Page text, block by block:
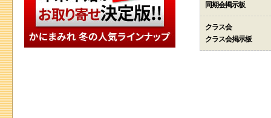
同期会掲示板
クラス会
クラス会掲示板